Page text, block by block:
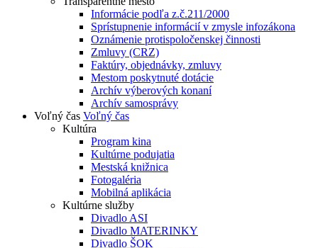
Informácie podľa z.č.211/2000
Sprístupnenie informácií v zmysle infozákona
Oznámenie protispoločenskej činnosti
Zmluvy (CRZ)
Faktúry, objednávky, zmluvy
Mestom poskytnuté dotácie
Archív výberových konaní
Archív samosprávy
Voľný čas Voľný čas
Kultúra
Program kina
Kultúrne podujatia
Mestská knižnica
Fotogaléria
Mobilná aplikácia
Kultúrne služby
Divadlo ASI
Divadlo MATERINKY
Divadlo ŠOK